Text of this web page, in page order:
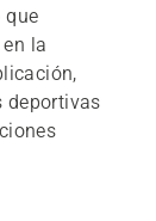
que
la
deportivas